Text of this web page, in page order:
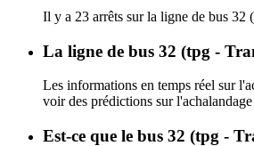
Il y a 23 arrêts sur la ligne de bus 32
La ligne de bus 32 (tpg -
Les informations en temps réel sur
voir des prédictions sur
Est-ce que le bus 32 (tpg -